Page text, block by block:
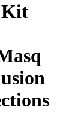
Kit